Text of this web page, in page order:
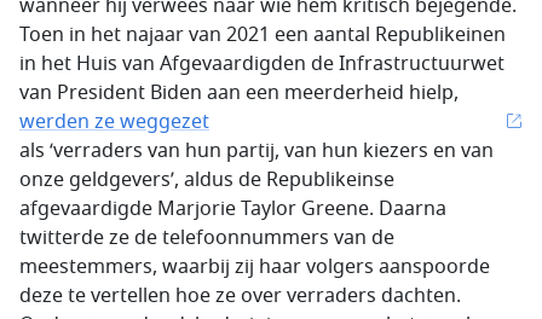
wanneer hij verwees naar wie hem kritisch bejegende.
Toen in het najaar van 2021 een aantal Republikeinen
in het Huis van Afgevaardigden de Infrastructuurwet
van President Biden aan een meerderheid hielp,
werden ze weggezet
als ‘verraders van hun partij, van hun kiezers en van
onze geldgevers’, aldus de Republikeinse
afgevaardigde Marjorie Taylor Greene. Daarna
twitterde ze de telefoonnummers van de
meestemmers, waarbij zij haar volgers aanspoorde
deze te vertellen hoe ze over verraders dachten.